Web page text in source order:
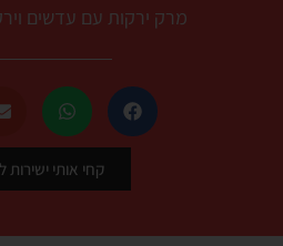
מרק ירקות עם עדשים
קחי אותי ישירות